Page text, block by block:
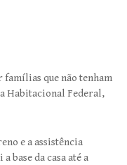
que não tenham
Habitacional Federal,
e a assistência
base da casa até a